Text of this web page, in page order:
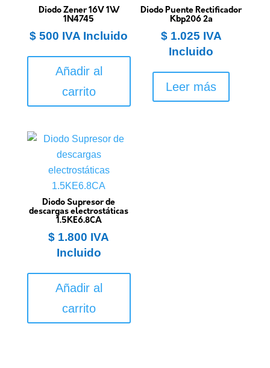
Diodo Zener 16V 1W
1N4745
$ 500 IVA Incluido
Añadir al
carrito
Diodo Puente Rectificador
Kbp206 2a
$1.025 IVA
Incluido
Leer más
Diodo Supresor de
descargas electrostáticas
1.5KE6.8CA
$ 1.800 IVA
Incluido
Añadir al
carrito